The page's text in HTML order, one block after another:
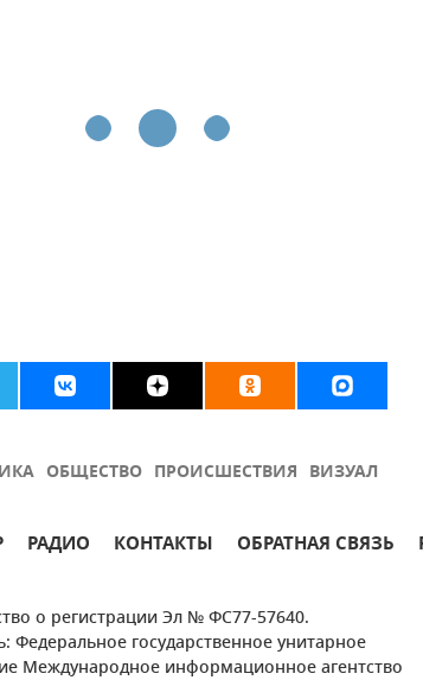
ОБЩЕСТВО ПРОИСШЕСТВИЯ ВИЗУАЛ
РАДИО КОНТАКТЫ ОБРАТНАЯ СВЯЗЬ
о регистрации Эл № ФС77-57640.
Федеральное государственное унитарное
Международное информационное агентство